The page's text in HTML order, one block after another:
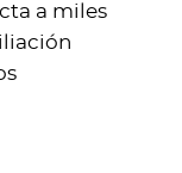
a miles